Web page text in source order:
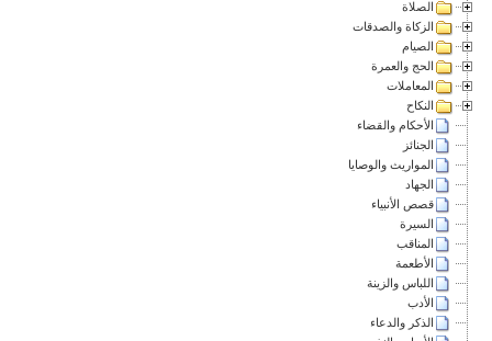
الصلاة
الزكاة والصدقات
الصيام
الحج والعمرة
المعاملات
النكاح
الأحكام والقضاء
الجنائز
المواريث والوصايا
الجهاد
قصص الأنبياء
السيرة
المناقب
الأطعمة
اللباس والزينة
الأدب
الذكر والدعاء